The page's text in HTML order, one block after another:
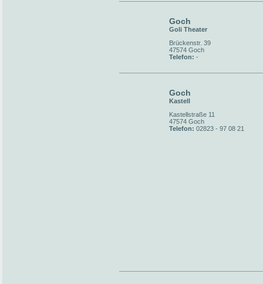
Goch
Goli Theater
Brückenstr. 39
47574 Goch
Telefon: -
Goch
Kastell
Kastellstraße 11
47574 Goch
Telefon: 02823 - 97 08 21